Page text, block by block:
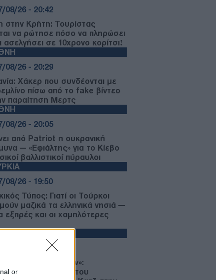
or
08/26 - 20:42
στην Κρήτη: Τουρίστας
να ρώτησε πόσο να πληρώσει
ασελγήσει σε 10χρονο κορίτσι!
08/26 - 20:29
Χάκερ που συνδέονται με
πίσω από το fake βίντεο
παραίτηση Μερτς
08/26 - 20:05
από Patriot η ουκρανική
— «Εφιάλτης» για το Κίεβο
βαλλιστικοί πύραυλοι
08/26 - 19:50
Τύπος: Γιατί οι Τούρκοι
μαζικά τα ελληνικά νησιά —
εξπρές και οι χαμηλότερες
08/26 - 19:43
και εις το επανιδείν»:
η θητεία του